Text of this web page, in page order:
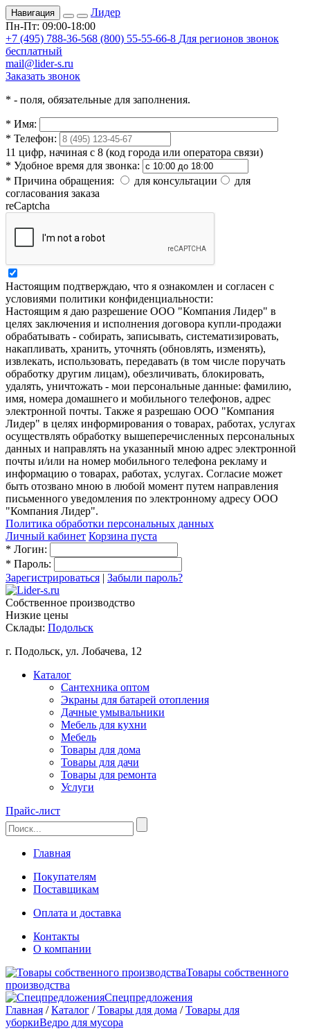
Навигация
Лидер
Пн-Пт: 09:00-18:00
+7 (495) 788-36-568 (800) 55-55-66-8 Для регионов звонок
бесплатный
mail@lider-s.ru
Заказать звонок
* - поля, обязательные для заполнения.
* Имя:
* Телефон:
11 цифр, начиная с 8 (код города или оператора связи)
* Удобное время для звонка:
* Причина обращения: для консультации
для
согласования заказа
reCaptcha
Настоящим подтверждаю, что я ознакомлен и согласен с
условиями политики конфиденциальности:
Настоящим я даю разрешение ООО "Компания Лидер" в
целях заключения и исполнения договора купли-продажи
обрабатывать - собирать, записывать, систематизировать,
накапливать, хранить, уточнять (обновлять, изменять),
извлекать, использовать, передавать (в том числе поручать
обработку другим лицам), обезличивать, блокировать,
удалять, уничтожать - мои персональные данные: фамилию,
имя, номера домашнего и мобильного телефонов, адрес
электронной почты. Также я разрешаю ООО "Компания
Лидер" в целях информирования о товарах, работах, услугах
осуществлять обработку вышеперечисленных персональных
данных и направлять на указанный мною адрес электронной
почты и/или на номер мобильного телефона рекламу и
информацию о товарах, работах, услугах. Согласие может
быть отозвано мною в любой момент путем направления
письменного уведомления по электронному адресу ООО
"Компания Лидер".
Политика обработки персональных данных
Личный кабинет Корзина пуста
* Логин:
* Пароль:
Зарегистрироваться | Забыли пароль?
Собственное производство
Низкие цены
Склады: Подольск
г. Подольск, ул. Лобачева, 12
Каталог
Сантехника оптом
Экраны для батарей отопления
Дачные умывальники
Мебель для кухни
Мебель
Товары для дома
Товары для дачи
Товары для ремонта
Услуги
Прайс-лист
Главная
Покупателям
Поставщикам
Оплата и доставка
Контакты
О компании
Товары собственного
производства
Спецпредложения
Главная /Каталог /Товары для дома /Товары для
уборкиВедро для мусора